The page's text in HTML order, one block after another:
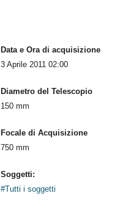
Data e Ora di acquisizione
3 Aprile 2011 02:00
Diametro del Telescopio
150 mm
Focale di Acquisizione
750 mm
Soggetti:
#Tutti i soggetti